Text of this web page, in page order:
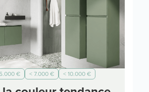
€ < 7.000 €
< 10.000 €